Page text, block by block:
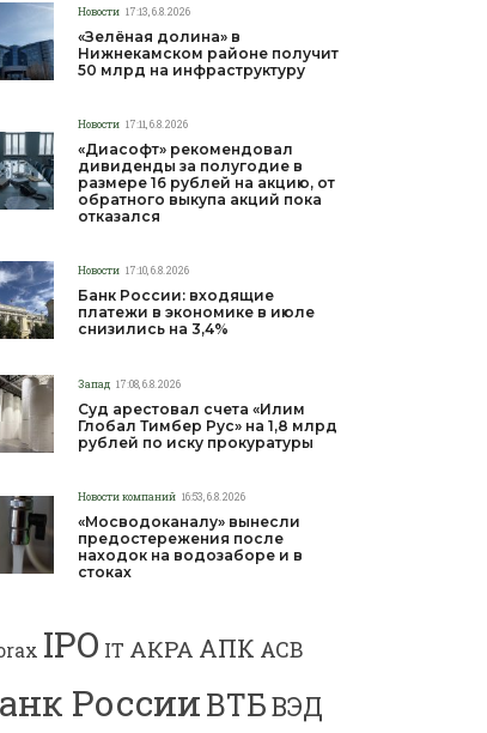
Новости 17:13, 6.8.2026
«Зелёная долина» в
Нижнекамском районе получит
50 млрд на инфраструктуру
Новости 17:11, 6.8.2026
«Диасофт» рекомендовал
дивиденды за полугодие в
размере 16 рублей на акцию, от
обратного выкупа акций пока
отказался
Новости 17:10, 6.8.2026
Банк России: входящие
платежи в экономике в июле
снизились на 3,4%
Запад 17:08, 6.8.2026
Суд арестовал счета «Илим
Глобал Тимбер Рус» на 1,8 млрд
рублей по иску прокуратуры
Новости компаний 16:53, 6.8.2026
«Мосводоканалу» вынесли
предостережения после
находок на водозаборе и в
стоках
IPO IT АКРА АПК АСВ
РоссииВТБВЭД